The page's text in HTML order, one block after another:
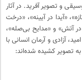
و تصویر آفرید. در آثار
«آیدا در آیینه»، «درخت
آتش» و «مدایح بی‌صله»،
آزادی و آرمان انسانی با
تصویر کشیده شده‌اند: